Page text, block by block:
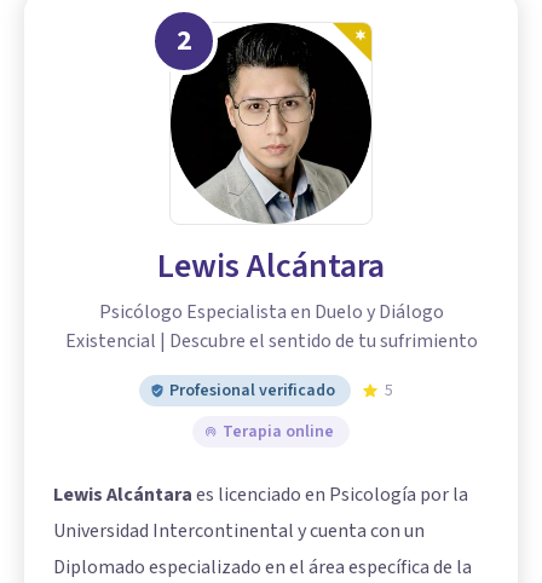
2
Lewis Alcántara
Psicólogo Especialista en Duelo y Diálogo
Existencial | Descubre el sentido de tu sufrimiento
Profesional verificado
5
Terapia online
Lewis Alcántaraes licenciado en Psicología por la
Universidad Intercontinental y cuenta con un
Diplomado especializado en el área específica de la